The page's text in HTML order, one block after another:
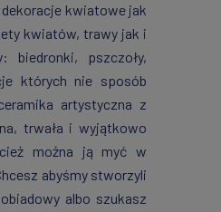
kwiatowe jak
kwiatów, trawy jak i
biedronki, pszczoły,
których nie sposób
artystyczna z
trwała i wyjątkowo
można ją myć w
abyśmy stworzyli
albo szukasz